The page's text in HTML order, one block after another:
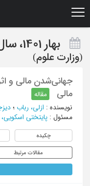
بهار 1401، سال هفدهم - شماره 1
(وزارت علوم)
جهانی‌شدن مالی و
مالی
مقاله
نویسنده : ازلی، رباب ؛
مسئول : پایتختی
چکیده
مقالات مرتبط